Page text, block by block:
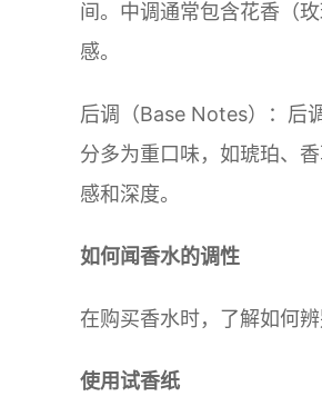
间。中调通常包含花香（
感。
后调（Base Notes）：后
分多为重口味，如琥珀、
感和深度。
如何闻香水的调性
在购买香水时，了解如何
使用试香纸